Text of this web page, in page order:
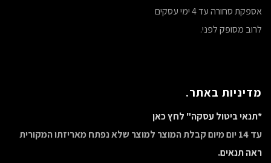
אספקת סחורה עד 4 ימי עסקים
לרוב מסופק לפני.
מדיניות באתר.
*תנאי ביטול עסקה" לחץ כאן
עד 14 יום מיום קבלת המוצר למוצר שלא נפתח מאריזתו המקורית
ראה תנאים.